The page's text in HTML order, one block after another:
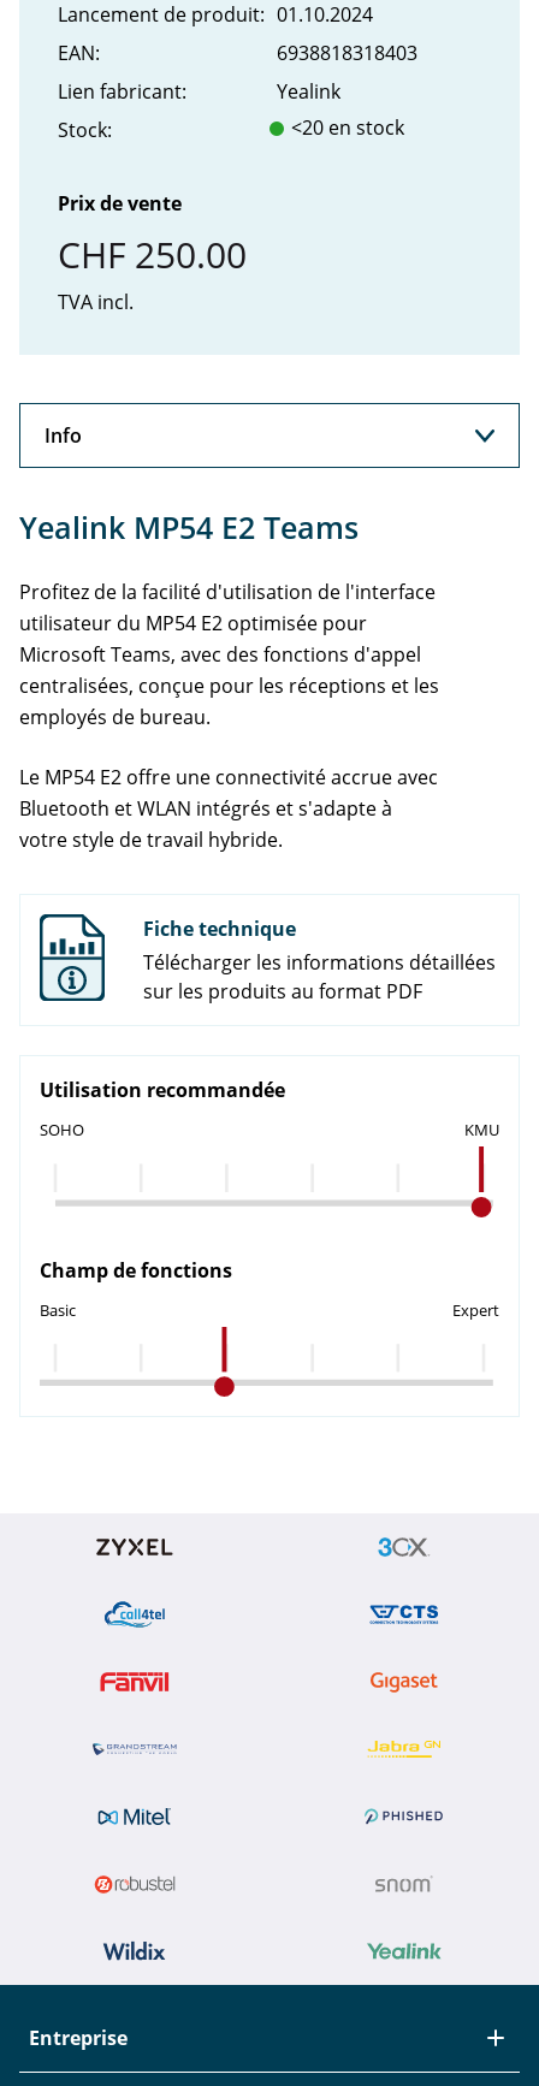
Lancement de produit: 01.10.2024
EAN:
6938818318403
Lien fabricant:
Yealink
Stock:
<20 en stock
Prix de vente
CHF 250.00
TVA incl.
Info
Accessoires
Yealink MP54 E2 Teams
Profitez de la facilité d'utilisation de l'interface
utilisateur du MP54 E2 optimisée pour
Microsoft Teams, avec des fonctions d'appel
centralisées, conçue pour les réceptions et les
employés de bureau.
Le MP54 E2 offre une connectivité accrue avec
Bluetooth et WLAN intégrés et s'adapte à
votre style de travail hybride.
Fiche technique
Télécharger les informations détaillées
sur les produits au format PDF
Utilisation recommandée
SOHO KMU
Champ de fonctions
Basic Expert
Entreprise